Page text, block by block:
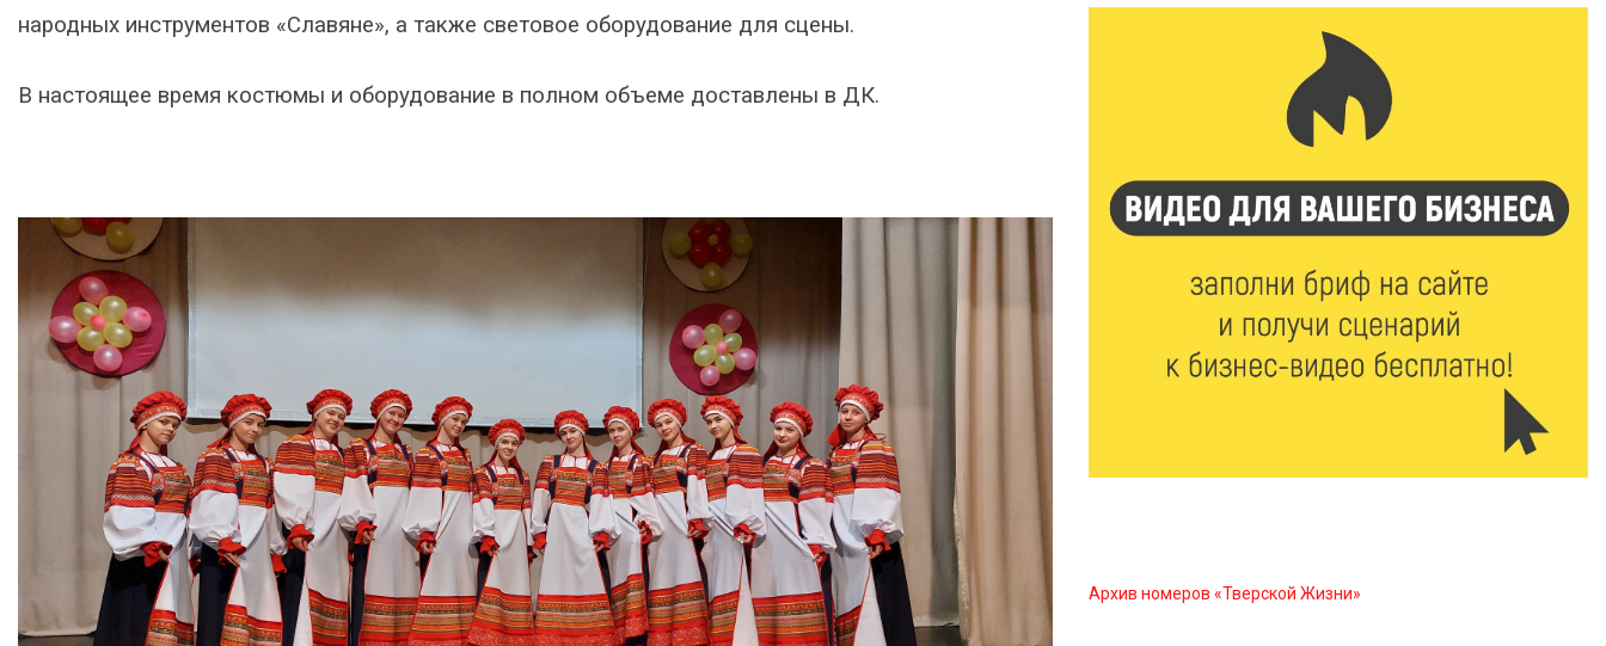
народных инструментов «Славяне», а также световое оборудование для сцены.
В настоящее время костюмы и оборудование в полном объеме доставлены в ДК. 287
Без прав и лицензий: итоги проверки таксистов в
7 Авг 2026 16:02 265
рассказ о жизни пчёл
141
Открыт набор на программу амбассадоров для
7 Авг 2026 15:32 164
Архив номеров «Тверской Жизни»